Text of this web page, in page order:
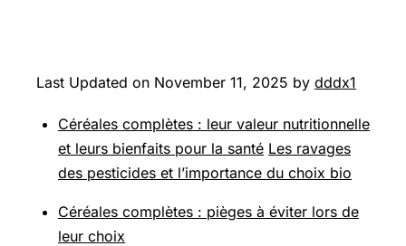
Last Updated on November 11, 2025 by dddx1
Céréales complètes : leur valeur nutritionnelle
et leurs bienfaits pour la santé Les ravages
des pesticides et l’importance du choix bio
Céréales complètes : pièges à éviter lors de
leur choix